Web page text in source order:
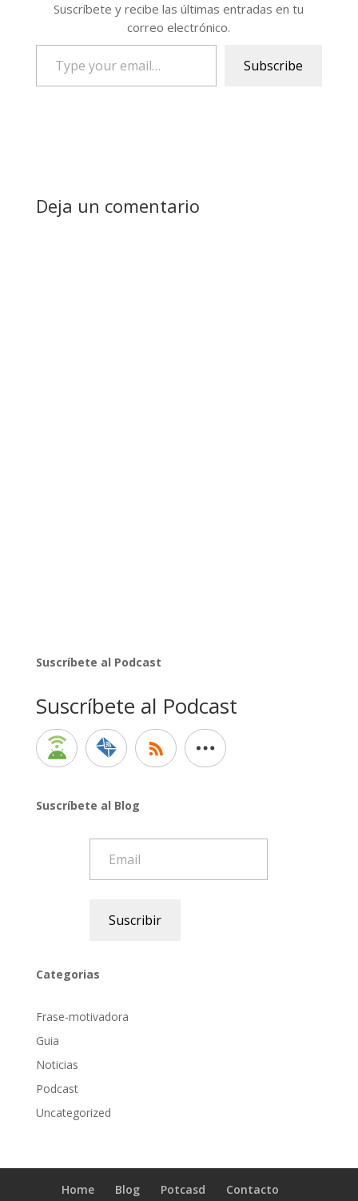
Suscríbete y recibe las últimas entradas en tu
correo electrónico.
email…
Subscribe
Deja un comentario
Suscríbete al Podcast
Suscríbete al Podcast
Suscríbete al Blog
Suscribir
Categorias
Frase-motivadora
Guia
Noticias
Podcast
Uncategorized
Home Blog Potcasd Contacto